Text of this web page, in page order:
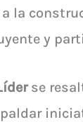
la
y
se